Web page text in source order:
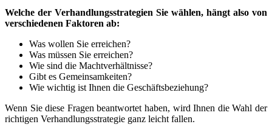
Welche der Verhandlungsstrategien Sie wählen, hängt also von
verschiedenen Faktoren ab:
Was wollen Sie erreichen?
Was müssen Sie erreichen?
Wie sind die Machtverhältnisse?
Gibt es Gemeinsamkeiten?
Wie wichtig ist Ihnen die Geschäftsbeziehung?
Wenn Sie diese Fragen beantwortet haben, wird Ihnen die Wahl der
richtigen Verhandlungsstrategie ganz leicht fallen.